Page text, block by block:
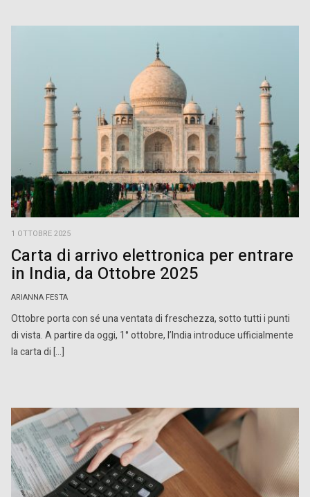
1 OTTOBRE 2025
Carta di arrivo elettronica per entrare
in India, da Ottobre 2025
ARIANNA FESTA
Ottobre porta con sé una ventata di freschezza, sotto tutti i punti
di vista. A partire da oggi, 1° ottobre, l’India introduce ufficialmente
la carta di […]